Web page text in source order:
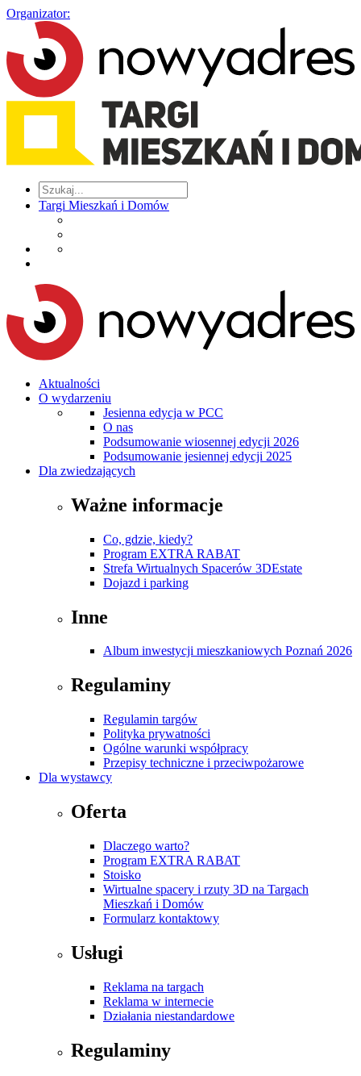
Organizator:
Targi Mieszkań i Domów
Aktualności
O wydarzeniu
Jesienna edycja w PCC
O nas
Podsumowanie wiosennej edycji 2026
Podsumowanie jesiennej edycji 2025
Dla zwiedzających
Ważne informacje
Co, gdzie, kiedy?
Program EXTRA RABAT
Strefa Wirtualnych Spacerów 3DEstate
Dojazd i parking
Inne
Album inwestycji mieszkaniowych Poznań 2026
Regulaminy
Regulamin targów
Polityka prywatności
Ogólne warunki współpracy
Przepisy techniczne i przeciwpożarowe
Dla wystawcy
Oferta
Dlaczego warto?
Program EXTRA RABAT
Stoisko
Wirtualne spacery i rzuty 3D na Targach
Mieszkań i Domów
Formularz kontaktowy
Usługi
Reklama na targach
Reklama w internecie
Działania niestandardowe
Regulaminy